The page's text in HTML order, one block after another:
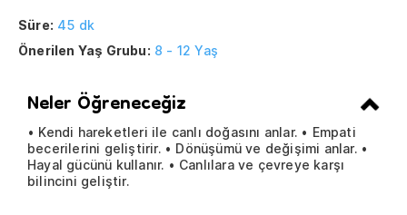
Süre: 45 dk
Önerilen Yaş Grubu: 8 - 12 Yaş
Neler Öğreneceğiz
• Kendi hareketleri ile canlı doğasını anlar. • Empati
becerilerini geliştirir. • Dönüşümü ve değişimi anlar. •
Hayal gücünü kullanır. • Canlılara ve çevreye karşı
bilincini geliştir.